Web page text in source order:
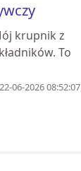
krupnik z
To
22-06-2026 08:52:07